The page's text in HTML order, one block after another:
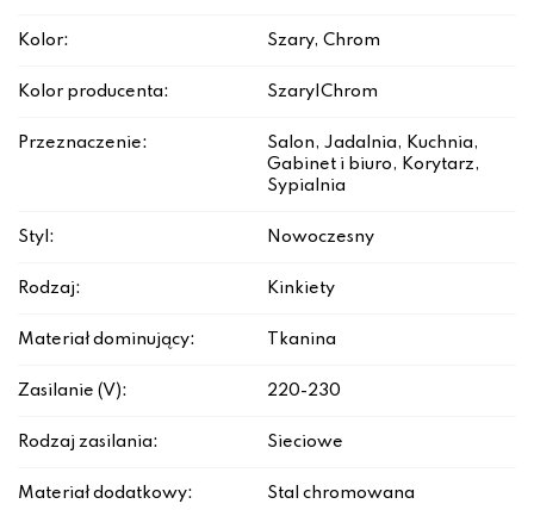
Kolor: Szary, Chrom
Kolor producenta: Szary|Chrom
Przeznaczenie:
Salon, Jadalnia, Kuchnia,
Gabinet i biuro, Korytarz,
Sypialnia
Styl: Nowoczesny
Rodzaj: Kinkiety
Materiał dominujący: Tkanina
Zasilanie (V): 220-230
Rodzaj zasilania: Sieciowe
Materiał dodatkowy: Stal chromowana